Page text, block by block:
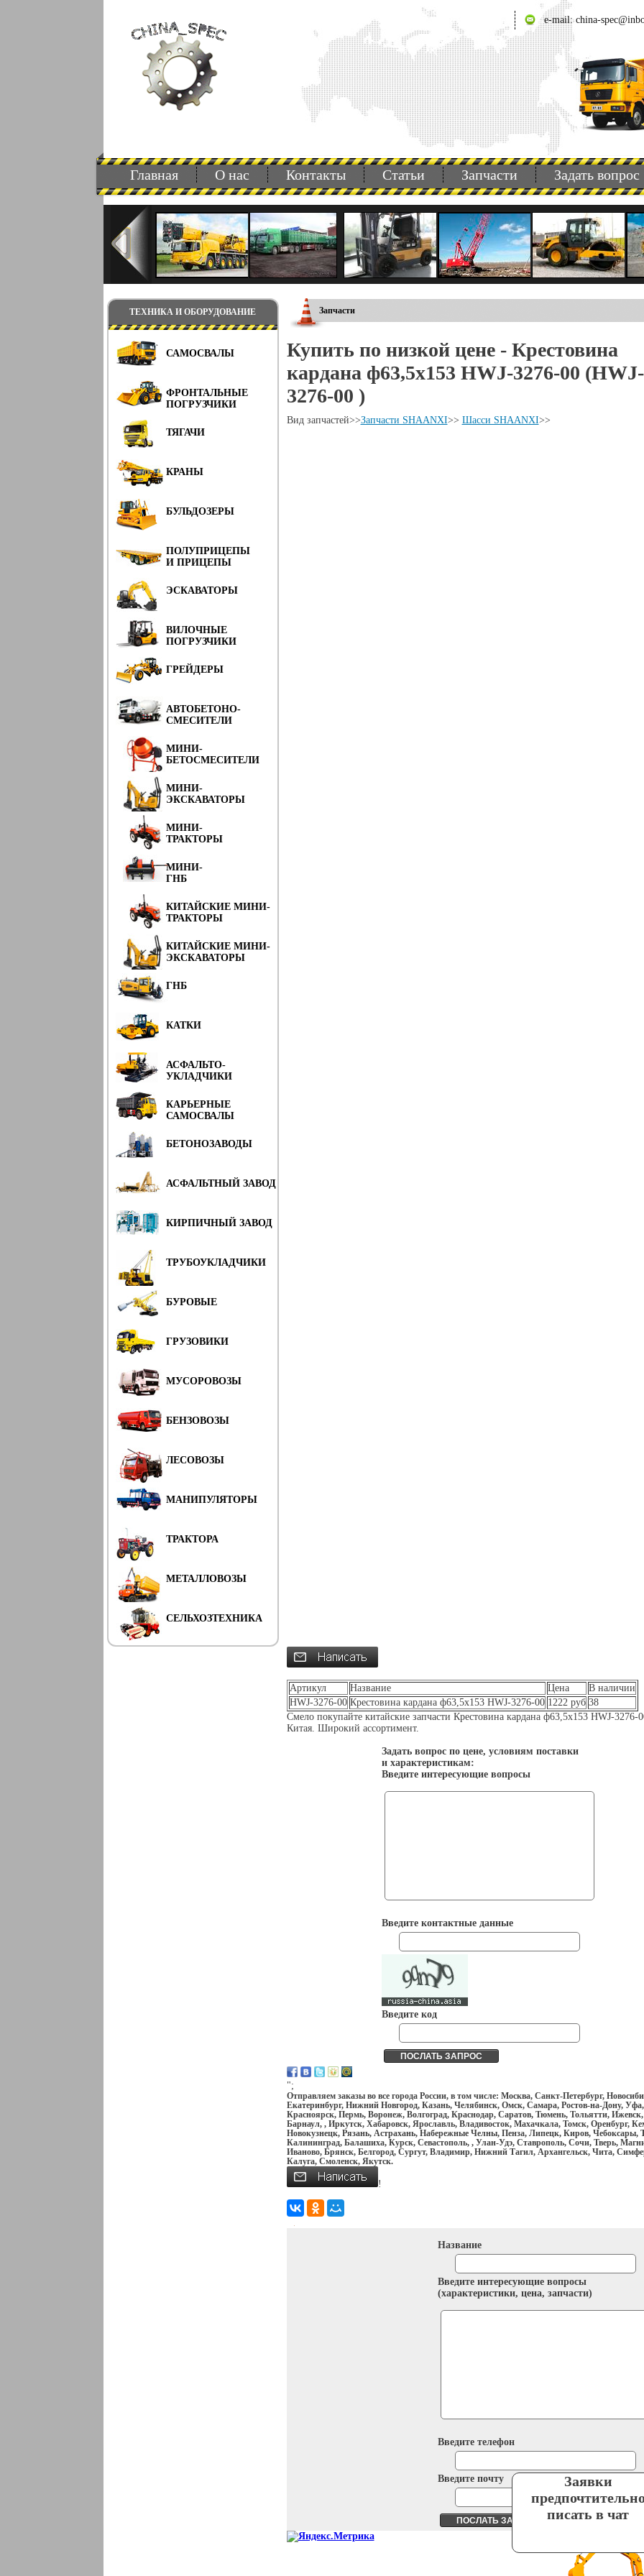
e-mail: china-
Главная О нас Контакты Статьи Запчасти Задать вопрос
ТЕХНИКА И ОБОРУДОВАНИЕ
САМОСВАЛЫ
ФРОНТАЛЬНЫЕ
ПОГРУЗЧИКИ
ТЯГАЧИ
КРАНЫ
БУЛЬДОЗЕРЫ
ПОЛУПРИЦЕПЫ
И ПРИЦЕПЫ
ЭСКАВАТОРЫ
ВИЛОЧНЫЕ
ПОГРУЗЧИКИ
ГРЕЙДЕРЫ
АВТОБЕТОНО-
СМЕСИТЕЛИ
МИНИ-
БЕТОСМЕСИТЕЛИ
МИНИ-
ЭКСКАВАТОРЫ
МИНИ-
ТРАКТОРЫ
МИНИ-
ГНБ
КИТАЙСКИЕ МИНИ-
ТРАКТОРЫ
КИТАЙСКИЕ МИНИ-
ЭКСКАВАТОРЫ
ГНБ
КАТКИ
АСФАЛЬТО-
УКЛАДЧИКИ
КАРЬЕРНЫЕ
САМОСВАЛЫ
БЕТОНОЗАВОДЫ
АСФАЛЬТНЫЙ ЗАВОД
КИРПИЧНЫЙ ЗАВОД
ТРУБОУКЛАДЧИКИ
БУРОВЫЕ
ГРУЗОВИКИ
МУСОРОВОЗЫ
БЕНЗОВОЗЫ
ЛЕСОВОЗЫ
МАНИПУЛЯТОРЫ
ТРАКТОРА
МЕТАЛЛОВОЗЫ
СЕЛЬХОЗТЕХНИКА
Запчасти
Купить по низкой цене - Крестовина
кардана ф63,5х153 HWJ-3276-00 (HWJ-
3276-00 )
Вид запчастей>>Запчасти SHAANXI>> Шасси SHAANXI>>
Артикул Название Цена
В наличии
HWJ-3276-00 Крестовина кардана ф63,5х153 HWJ-3276-00 1222 руб 38
Смело покупайте китайские запчасти Крестовина кардана ф63,5х153 HWJ-3276-
Китая. Широкий ассортимент.
Задать вопрос по цене, условиям поставки
и характеристикам:
Введите интересующие вопросы
Введите контактные данные
Введите код
";
Отправляем заказы во все города России, в том числе: Москва, Санкт-Петербург,
Екатеринбург, Нижний Новгород, Казань, Челябинск, Омск, Самара, Ростов-на-Дону, Уфа,
Красноярск, Пермь, Воронеж, Волгоград, Краснодар, Саратов, Тюмень, Тольятти, Ижевск,
Барнаул, , Иркутск, Хабаровск, Ярославль, Владивосток, Махачкала, Томск, Оренбург,
Новокузнецк, Рязань, Астрахань, Набережные Челны, Пенза, Липецк, Киров, Чебоксары,
Калининград, Балашиха, Курск, Севастополь, , Улан-Удэ, Ставрополь, Сочи, Тверь,
Иваново, Брянск, Белгород, Сургут, Владимир, Нижний Тагил, Архангельск, Чита,
Калуга, Смоленск, Якутск.
!
Название
Введите интересующие вопросы
(характеристики, цена, запчасти)
Введите телефон
Введите почту
Заявки
писать в чат